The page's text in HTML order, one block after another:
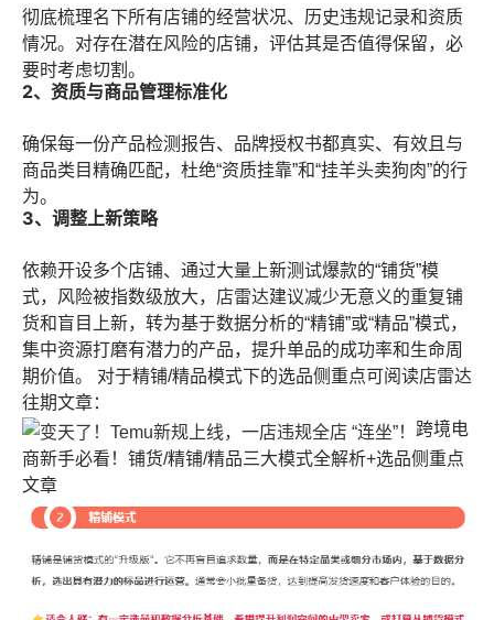
彻底梳理名下所有店铺的经营状况、历史违规记录和资质
情况。对存在潜在风险的店铺，评估其是否值得保留，必
要时考虑切割。
2、资质与商品管理标准化
确保每一份产品检测报告、品牌授权书都真实、有效且与
商品类目精确匹配，杜绝“资质挂靠”和“挂羊头卖狗肉”的行
为。
3、调整上新策略
依赖开设多个店铺、通过大量上新测试爆款的“铺货”模
式，风险被指数级放大， 店雷达建议减少无意义的重复铺
货和盲目上新，转为基于数据分析的“精铺”或“精品”模式，
集中资源打磨有潜力的产品，提升单品的成功率和生命周
期价值。 对于精铺/精品模式下的选品侧重点可阅读店雷达
往期文章：
跨境电
商新手必看！铺货/精铺/精品三大模式全解析+选品侧重点
文章